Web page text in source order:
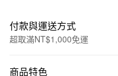
付款與運送方式
超取滿NT$1,000免運
商品特色